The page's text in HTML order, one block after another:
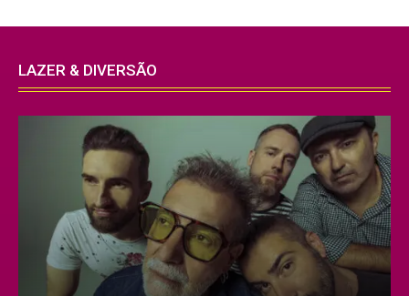
LAZER & DIVERSÃO